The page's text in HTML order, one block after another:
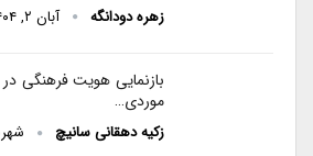
زهره دودانگه آبان ۲, ۱۴۰۴
بازنمایی هویت فرهنگی در
موردی…
زکیه دهقانی سانیچ شهریور ۹,